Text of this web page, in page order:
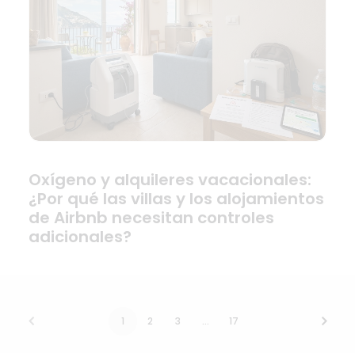
Oxígeno y alquileres vacacionales:
¿Por qué las villas y los alojamientos
de Airbnb necesitan controles
adicionales?
1 2 3 … 17